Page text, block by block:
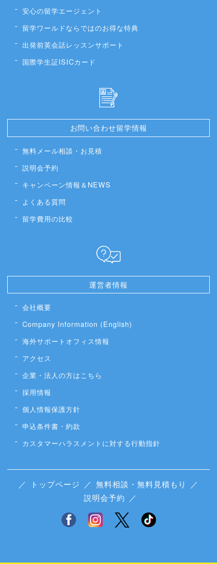
安心の留学エージェント
留学ワールドならではのお得な特典
出発前英会話レッスンサポート
国際学生証ISICカード
お問い合わせ留学情報
無料メール相談・お見積
説明会予約
キャンペーン情報＆NEWS
よくある質問
留学費用の比較
運営者情報
会社概要
Company Information (English)
海外サポートオフィス情報
アクセス
企業・法人の方はこちら
採用情報
個人情報保護方針
申込条件書・約款
カスタマーハラスメントに対する行動指針
／ トップページ ／ 無料相談・無料見積もり
／
説明会予約 ／